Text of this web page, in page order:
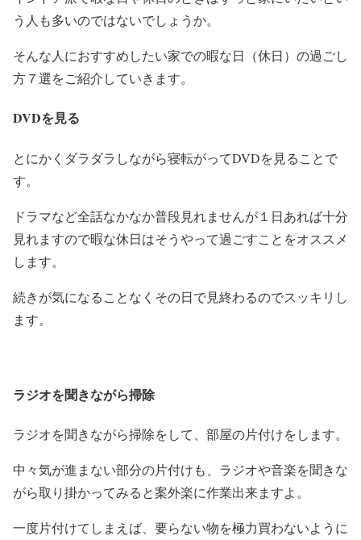
う人も多いのではないでしょうか。
そんな人におすすめしたい家での暇な日（休日）の過ごし
方７選をご紹介していきます。
DVDを見る
とにかくダラダラしながら寝転がってDVDを見ることで
す。
ドラマなど全話なかなか普段見れませんが１日あれば十分
見れますので暇な休日はそうやって過ごすことをオススメ
します。
続きが気になることなくその日で見終わるのでスッキリし
ます。
ラジオを聞きながら掃除
ラジオを聞きながら掃除をして、部屋の片付けをします。
中々気が進まない部分の片付けも、ラジオや音楽を聞きな
がら取り掛かってみると案外楽に作業出来ますよ。
一度片付けてしまえば、要らない物を極力買わないように